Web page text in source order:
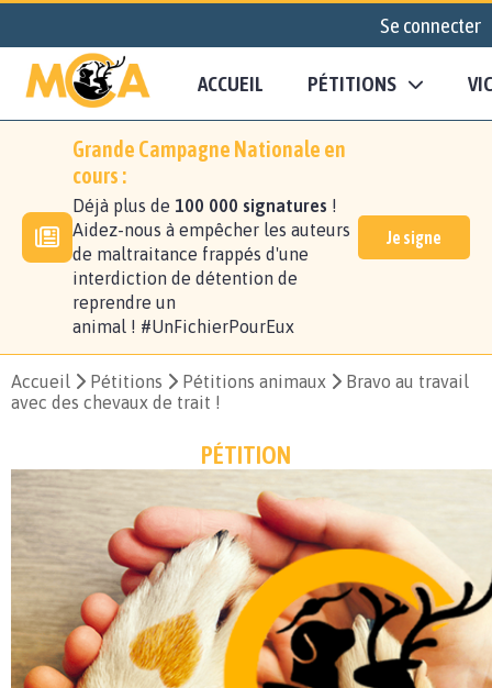
Se connecter
ACCUEIL PÉTITIONS
Grande Campagne Nationale en
cours :
Déjà plus de 100 000 signatures !
Aidez-nous à empêcher les auteurs
de maltraitance frappés d'une
interdiction de détention de
reprendre un
animal ! #UnFichierPourEux
Je signe
Accueil Pétitions Pétitions animaux
Bravo au travail
avec des chevaux de trait !
PÉTITION